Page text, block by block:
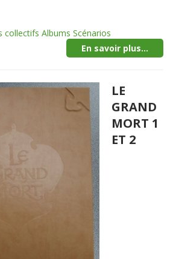
collectifs Albums Scénarios
En savoir plus...
LE
GRAND
MORT 1
ET 2